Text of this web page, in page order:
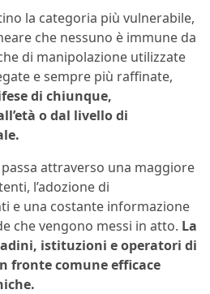
la categoria più vulnerabile,
che nessuno è immune da
di manipolazione utilizzate
e sempre più raffinate,
di chiunque,
o dal livello di
attraverso una maggiore
l’adozione di
e una costante informazione
che vengono messi in atto. La
istituzioni e operatori di
fronte comune efficace